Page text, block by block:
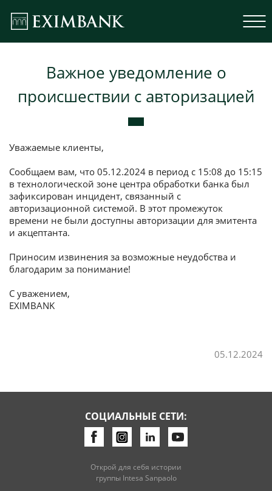
Важное уведомление о
происшествии с авторизацией
Уважаемые клиенты,
Сообщаем вам, что 05.12.2024 в период с 15:08 до 15:15
в технологической зоне центра обработки банка был
зафиксирован инцидент, связанный с
авторизационной системой. В этот промежуток
времени не были доступны авторизации для эмитента
и акцептанта.
Приносим извинения за возможные неудобства и
благодарим за понимание!
С уважением,
EXIMBANK
05.12.2024
СОЦИАЛЬНЫЕ СЕТИ:
Открой для себя истории
группы Intesa Sanpaolo